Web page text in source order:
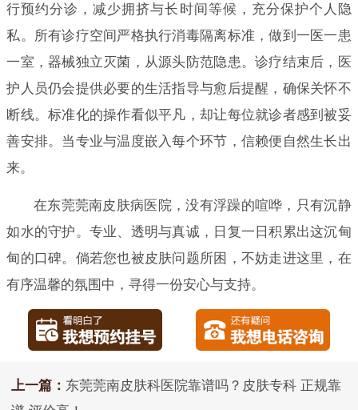
行预约分诊，减少拥挤与长时间等候，充分保护个人隐
私。所有诊疗空间严格执行消毒隔离标准，做到一医一患
一室，器械独立灭菌，从源头防范隐患。诊疗结束后，医
护人员仍会提供必要的生活指导与愈后提醒，确保关怀不
断线。标准化的操作看似平凡，却让每位就诊者感到被妥
善安排。当专业与温度嵌入每个环节，信赖便自然生长出
来。
在东莞莞南皮肤病医院，没有浮躁的喧哗，只有沉静
如水的守护。专业、透明与真诚，日复一日积累出这沉甸
甸的口碑。倘若您也被皮肤问题所困，不妨走进这里，在
有序温馨的氛围中，寻得一份安心与支持。
上一篇： 东莞莞南皮肤科医院靠谱吗？皮肤专科 正规靠